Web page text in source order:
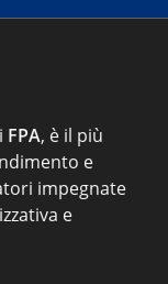
FPA, è il più
e
impegnate
e